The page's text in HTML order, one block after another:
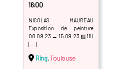
16:00
NICOLAS MAUREAU
Exposition de peinture
08.09.23 → 15.09.23 ▨ 11H
[…]
Ring,Toulouse